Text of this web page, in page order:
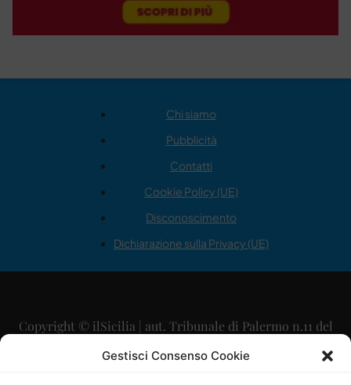
Gestisci Consenso Cookie
Chi siamo
Pubblicità
Contatti
Cookie Policy (UE)
Disconoscimento
Dichiarazione sulla Privacy (UE)
Copyright © ilSicilia | aut. Tribunale di Palermo n.11 del
29/09/2015